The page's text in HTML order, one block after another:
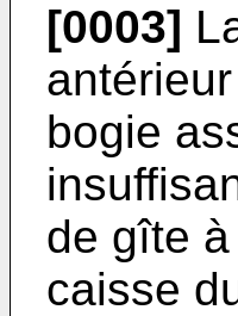
[0003]
bogie
de gîte
caisse